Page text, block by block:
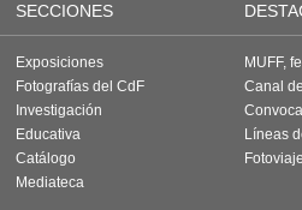
SECCIONES
Exposiciones
Fotografías del CdF
Investigación
Educativa
Catálogo
Mediateca
MUFF,
Canal
Líneas